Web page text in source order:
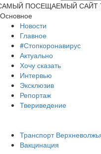
ПОСЕЩАЕМЫЙ САЙТ
Основное
Новости
Главное
#Стопкоронавирус
Актуально
Хочу сказать
Интервью
Эксклюзив
Репортаж
Твериведение
Транспорт
Вакцинация